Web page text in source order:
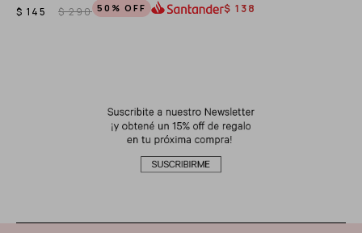
$ 145 $ 290 50 $ 138